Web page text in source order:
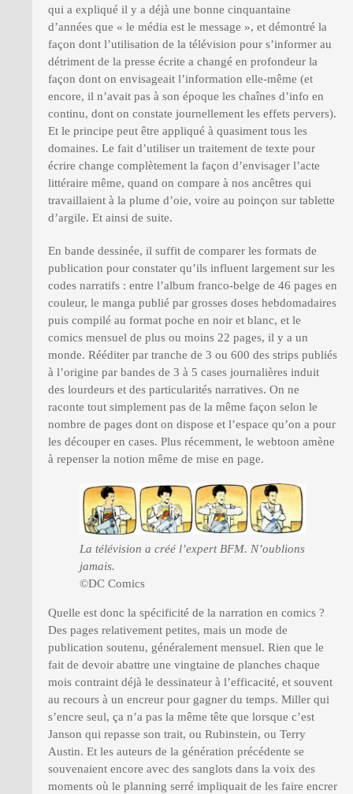
qui a expliqué il y a déjà une bonne cinquantaine
d’années que « le média est le message », et démontré la
façon dont l’utilisation de la télévision pour s’informer au
détriment de la presse écrite a changé en profondeur la
façon dont on envisageait l’information elle-même (et
encore, il n’avait pas à son époque les chaînes d’info en
continu, dont on constate journellement les effets pervers).
Et le principe peut être appliqué à quasiment tous les
domaines. Le fait d’utiliser un traitement de texte pour
écrire change complètement la façon d’envisager l’acte
littéraire même, quand on compare à nos ancêtres qui
travaillaient à la plume d’oie, voire au poinçon sur tablette
d’argile. Et ainsi de suite.
En bande dessinée, il suffit de comparer les formats de
publication pour constater qu’ils influent largement sur les
codes narratifs : entre l’album franco-belge de 46 pages en
couleur, le manga publié par grosses doses hebdomadaires
puis compilé au format poche en noir et blanc, et le
comics mensuel de plus ou moins 22 pages, il y a un
monde. Rééditer par tranche de 3 ou 600 des strips publiés
à l’origine par bandes de 3 à 5 cases journalières induit
des lourdeurs et des particularités narratives. On ne
raconte tout simplement pas de la même façon selon le
nombre de pages dont on dispose et l’espace qu’on a pour
les découper en cases. Plus récemment, le webtoon amène
à repenser la notion même de mise en page.
La télévision a créé l’expert BFM. N’oublions
jamais.
©DC Comics
Quelle est donc la spécificité de la narration en comics ?
Des pages relativement petites, mais un mode de
publication soutenu, généralement mensuel. Rien que le
fait de devoir abattre une vingtaine de planches chaque
mois contraint déjà le dessinateur à l’efficacité, et souvent
au recours à un encreur pour gagner du temps. Miller qui
s’encre seul, ça n’a pas la même tête que lorsque c’est
Janson qui repasse son trait, ou Rubinstein, ou Terry
Austin. Et les auteurs de la génération précédente se
souvenaient encore avec des sanglots dans la voix des
moments où le planning serré impliquait de les faire encrer